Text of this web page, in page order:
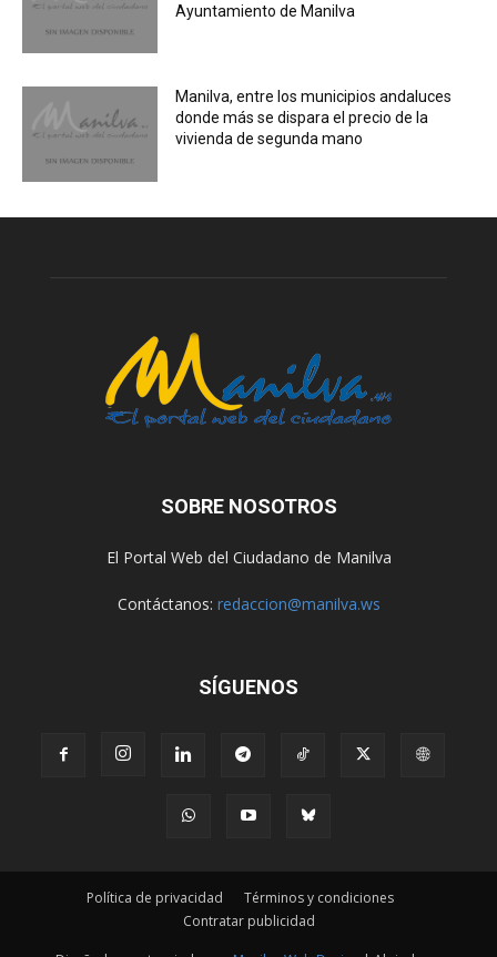
Ayuntamiento de Manilva
Manilva, entre los municipios andaluces
donde más se dispara el precio de la
vivienda de segunda mano
SOBRE NOSOTROS
El Portal Web del Ciudadano de Manilva
Contáctanos: redaccion@manilva.ws
SÍGUENOS
Política de privacidad
Términos y condiciones
Contratar publicidad